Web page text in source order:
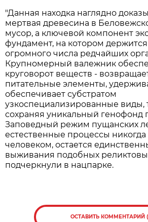
"Данная находка наглядно
мертвая древесина в
мусор, а ключевой компонент
фундамент, на котором
огромного числа редчайших
Крупномерный валежник
круговорот веществ -
питательные элементы,
обеспечивает субстратом
узкоспециализированные виды,
сохраняя уникальный генофонд
Заповедный режим пущанских
естественные процессы
человеком, остается
выживания подобных
подчеркнули в нацпарке.
ОСТАВИТЬ КОММЕНТАРИЙ